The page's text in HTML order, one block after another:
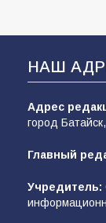
НАШ
Адрес
город
Главный
Учредитель: